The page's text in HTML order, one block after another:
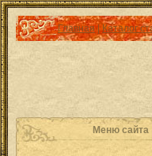
Главная|Каталог
Меню сайта